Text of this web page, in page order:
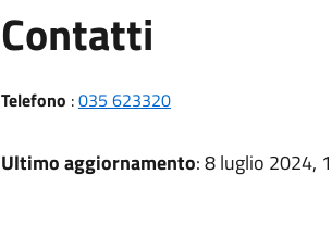
Contatti
Telefono :035 623320
Ultimo aggiornamento: 8 luglio 2024,